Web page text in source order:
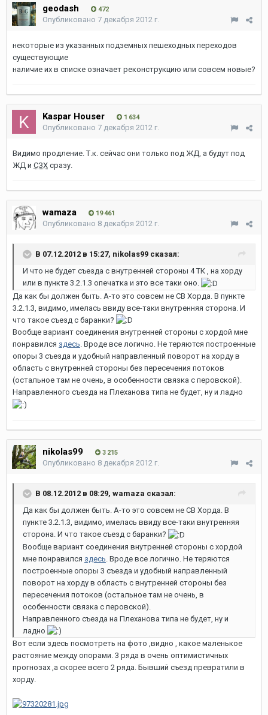
geodash 472
Опубликовано 7 декабря 2012 г.
некоторые из указанных подземных пешеходных переходов
существующие
наличие их в списке означает реконструкцию или совсем новые?
Kaspar Houser 1 634
Опубликовано 7 декабря 2012 г.
Видимо продление. Т.к. сейчас они только под ЖД, а будут под
ЖД и СЗХ сразу.
wamaza 19 461
Опубликовано 8 декабря 2012 г.
В 07.12.2012 в 15:27, nikolas99 сказал:
И что не будет съезда с внутренней стороны 4 ТК , на хорду
или в пункте 3.2.1.3 опечатка и это все таки оно.
Да как бы должен быть. А-то это совсем не СВ Хорда. В пункте
3.2.1.3, видимо, имелась ввиду все-таки внутренняя сторона. И
что такое съезд с баранки?
Вообще вариант соединения внутренней стороны с хордой мне
понравился здесь. Вроде все логично. Не теряются построенные
опоры 3 съезда и удобный направленный поворот на хорду в
область с внутренней стороны без пересечения потоков
(остальное там не очень, в особенности связка с перовской).
Направленного съезда на Плеханова типа не будет, ну и ладно
nikolas99 3 215
Опубликовано 8 декабря 2012 г.
В 08.12.2012 в 08:29, wamaza сказал:
Да как бы должен быть. А-то это совсем не СВ Хорда. В
пункте 3.2.1.3, видимо, имелась ввиду все-таки внутренняя
сторона. И что такое съезд с баранки?
Вообще вариант соединения внутренней стороны с хордой
мне понравился здесь . Вроде все логично. Не теряются
построенные опоры 3 съезда и удобный направленный
поворот на хорду в область с внутренней стороны без
пересечения потоков (остальное там не очень, в
особенности связка с перовской).
Направленного съезда на Плеханова типа не будет, ну и
ладно
Вот если здесь посмотреть на фото ,видно , какое маленькое
растояние между опорами. 3 ряда в очень оптимистичных
прогнозах ,а скорее всего 2 ряда. Бывший съезд превратили в
хорду.